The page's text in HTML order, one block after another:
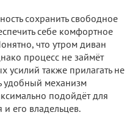
сохранить свободное
себе комфортное
что утром диван
процесс не займёт
усилий также прилагать не
удобный механизм
подойдёт для
его владельцев.